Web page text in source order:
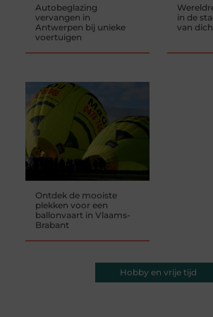
Autobeglazing
vervangen in
Antwerpen bij unieke
voertuigen
in de
van
Ontdek de mooiste
plekken voor een
ballonvaart in Vlaams-
Brabant
Hobby en vrije tijd